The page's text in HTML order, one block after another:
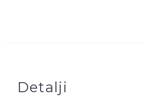
Detalji